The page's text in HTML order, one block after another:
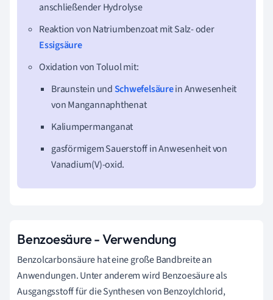
anschließender Hydrolyse
Reaktion von Natriumbenzoat mit Salz- oder
Essigsäure
Oxidation von Toluol mit:
Braunstein undSchwefelsäurein Anwesenheit
von Mangannaphthenat
Kaliumpermanganat
gasförmigem Sauerstoff in Anwesenheit von
Vanadium(V)-oxid.
Benzoesäure - Verwendung
Benzolcarbonsäure hat eine große Bandbreite an
Anwendungen. Unter anderem wird Benzoesäure als
Ausgangsstoff für die Synthesen von Benzoylchlorid,